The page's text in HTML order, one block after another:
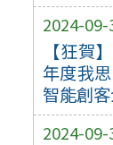
2024-09-
【狂賀
年度我
智能創
2024-09-